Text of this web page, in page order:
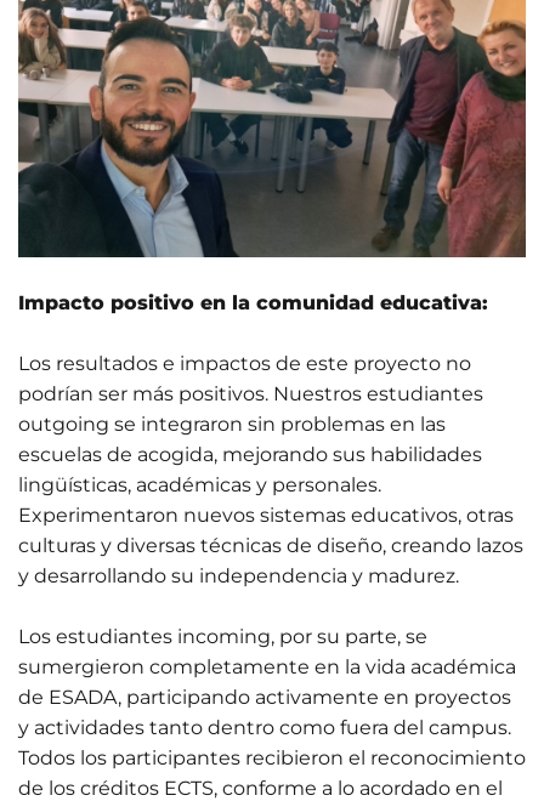
Impacto positivo en la comunidad educativa:
Los resultados e impactos de este proyecto no
podrían ser más positivos. Nuestros estudiantes
outgoing se integraron sin problemas en las
escuelas de acogida, mejorando sus habilidades
lingüísticas, académicas y personales.
Experimentaron nuevos sistemas educativos, otras
culturas y diversas técnicas de diseño, creando lazos
y desarrollando su independencia y madurez.
Los estudiantes incoming, por su parte, se
sumergieron completamente en la vida académica
de ESADA, participando activamente en proyectos
y actividades tanto dentro como fuera del campus.
Todos los participantes recibieron el reconocimiento
de los créditos ECTS, conforme a lo acordado en el